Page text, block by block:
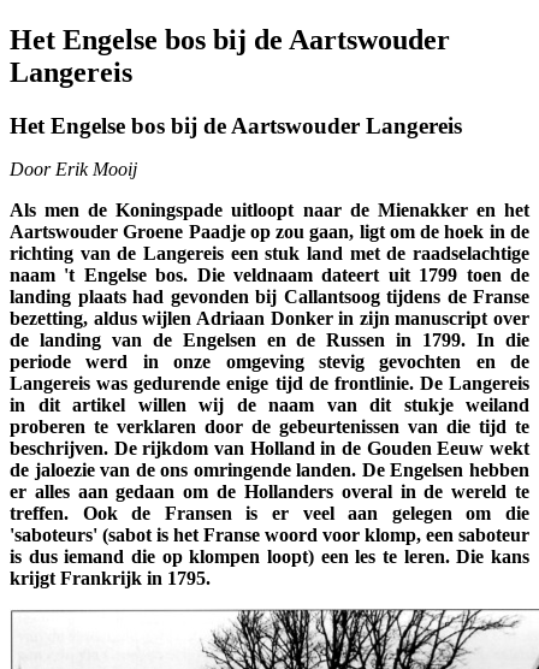
Het Engelse bos bij de Aartswouder
Langereis
Het Engelse bos bij de Aartswouder Langereis
Door Erik Mooij
Als men de Koningspade uitloopt naar de Mienakker en het
Aartswouder Groene Paadje op zou gaan, ligt om de hoek in de
richting van de Langereis een stuk land met de raadselachtige
naam 't Engelse bos. Die veldnaam dateert uit 1799 toen de
landing plaats had gevonden bij Callantsoog tijdens de Franse
bezetting, aldus wijlen Adriaan Donker in zijn manuscript over
de landing van de Engelsen en de Russen in 1799. In die
periode werd in onze omgeving stevig gevochten en de
Langereis was gedurende enige tijd de frontlinie. De Langereis
in dit artikel willen wij de naam van dit stukje weiland
proberen te verklaren door de gebeurtenissen van die tijd te
beschrijven. De rijkdom van Holland in de Gouden Eeuw wekt
de jaloezie van de ons omringende landen. De Engelsen hebben
er alles aan gedaan om de Hollanders overal in de wereld te
treffen. Ook de Fransen is er veel aan gelegen om die
'saboteurs' (sabot is het Franse woord voor klomp, een saboteur
is dus iemand die op klompen loopt) een les te leren. Die kans
krijgt Frankrijk in 1795.